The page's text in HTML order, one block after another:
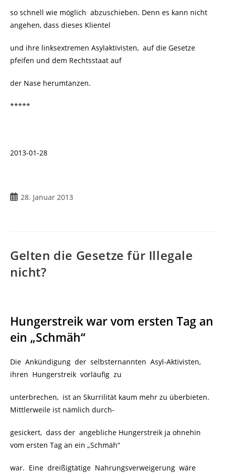
so schnell wie möglich abzuschieben. Denn es kann nicht
angehen, dass dieses Klientel
und ihre linksextremen Asylaktivisten, auf die Gesetze
pfeifen und dem Rechtsstaat auf
der Nase herumtanzen.
*****
2013-01-28
Beitrag
28. Januar 2013
Gelten die Gesetze für Illegale
nicht?
Hungerstreik war vom ersten Tag an
ein „Schmäh“
Die Ankündigung der selbsternannten Asyl-Aktivisten,
ihren Hungerstreik vorläufig zu
unterbrechen, ist an Skurrilität kaum mehr zu überbieten.
Mittlerweile ist nämlich durch-
gesickert, dass der angebliche Hungerstreik ja ohnehin
vom ersten Tag an ein „Schmäh“
war. Eine dreißigtätige Nahrungsverweigerung wäre